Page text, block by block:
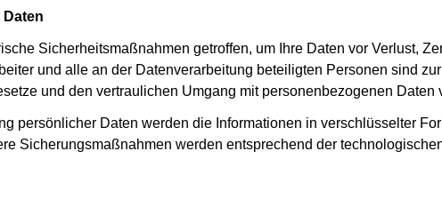
Daten
Sicherheitsmaßnahmen getroffen, um Ihre Daten vor Verlust,
und alle an der Datenverarbeitung beteiligten Personen sind
und den vertraulichen Umgang mit personenbezogenen Daten
persönlicher Daten werden die Informationen in verschlüsselter
Sicherungsmaßnahmen werden entsprechend der